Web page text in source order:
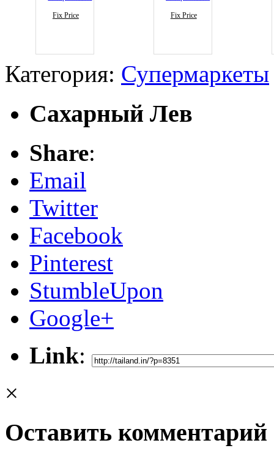
Fix Price Fix Price
Категория: Супермаркеты
Сахарный Лев
Share:
Email
Twitter
Facebook
Pinterest
StumbleUpon
Google+
Link:
×
Оставить комментарий